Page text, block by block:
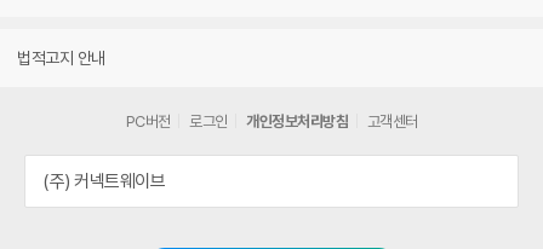
법적고지 안내
PC버전 로그인 개인정보처리방침 고객센터
(주) 커넥트웨이브